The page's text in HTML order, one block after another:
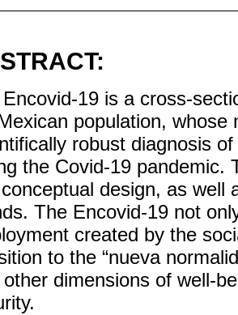
19 is a cross-
population, whose
robust diagnosis
the Covid-19 pandemic.
design, as well
The Encovid-19 not
created by the
to the “nueva
dimensions of well-